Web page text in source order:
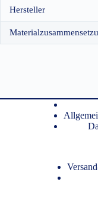
Hersteller